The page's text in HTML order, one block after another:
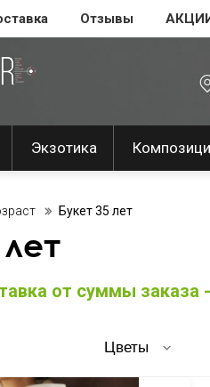
Отзывы
Экзотика
Букет 35 лет
от суммы заказа
Цветы